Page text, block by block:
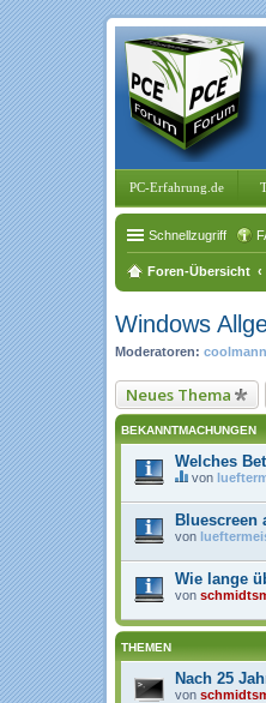
PC-Erfahrung.de
Schnellzugriff
Foren-Übersicht
Windows
Moderatoren: coolmann
Neues Thema
BEKANNTMACHUNGEN
Welches
i
e
s
s
T
h
e
m
a
e
i
n
von
Bluescreen
von
Wie lange
von
THEMEN
Nach 25
von